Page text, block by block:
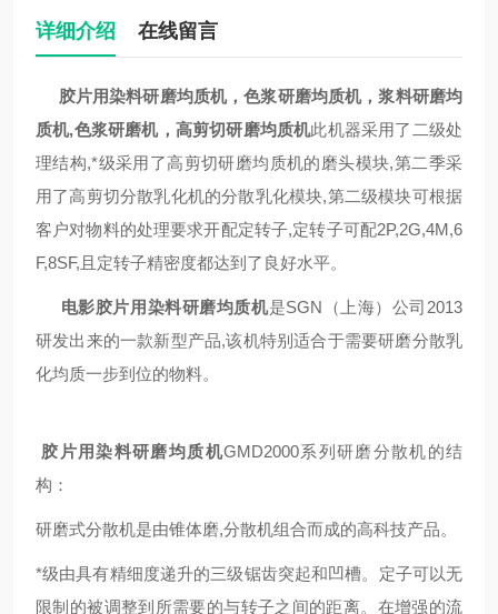
详细介绍 在线留言
胶片用染料研磨均质机，色浆研磨均质机，浆料研磨均
质机,色浆研磨机， 高剪切研磨均质机此机器采用了二级处
理结构,*级采用了高剪切研磨均质机的磨头模块,第二季采
用了高剪切分散乳化机的分散乳化模块,第二级模块可根据
客户对物料的处理要求开配定转子,定转子可配2P,2G,4M,6
F,8SF,且定转子精密度都达到了良好水平。
电影胶片用染料研磨均质机是SGN （上海）公司2013
研发出来的一款新型产品,该机特别适合于需要研磨分散乳
化均质一步到位的物料。
胶片用染料研磨均质机GMD2000系列研磨分散机的结
构：
研磨式分散机是由锥体磨,分散机组合而成的高科技产品。
*级由具有精细度递升的三级锯齿突起和凹槽。定子可以无
限制的被调整到所需要的与转子之间的距离。在增强的流